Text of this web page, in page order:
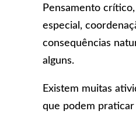
Pensamento
especial,
consequências
alguns.
Existem muitas
que podem